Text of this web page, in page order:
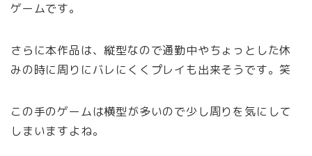
ゲームです。
さらに本作品は、縦型なので通勤中やちょっとした休
みの時に周りにバレにくくプレイも出来そうです。笑
この手のゲームは横型が多いので少し周りを気にして
しまいますよね。